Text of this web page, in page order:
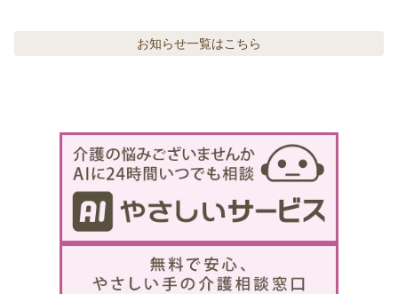
お知らせ一覧はこちら